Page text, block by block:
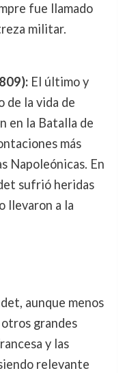
fue llamado
militar.
El último y
de la vida de
en la Batalla de
más
Napoleónicas. En
sufrió heridas
llevaron a la
aunque menos
grandes
y las
relevante